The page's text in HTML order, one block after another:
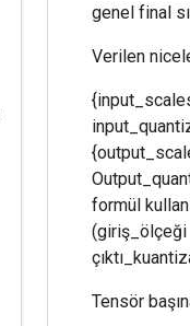
genel final
Verilen
formül
(giriş_ölçeği
Tensör